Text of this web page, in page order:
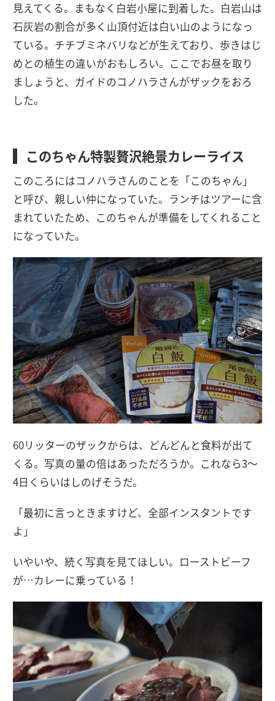
見えてくる。まもなく白岩小屋に到着した。白岩山は
石灰岩の割合が多く山頂付近は白い山のようになっ
ている。チチブミネバリなどが生えており、歩きはじ
めとの植生の違いがおもしろい。ここでお昼を取り
ましょうと、ガイドのコノハラさんがザックをおろ
した。
このちゃん特製贅沢絶景カレーライス
このころにはコノハラさんのことを「このちゃん」
と呼び、親しい仲になっていた。ランチはツアーに含
まれていたため、このちゃんが準備をしてくれること
になっていた。
60リッターのザックからは、どんどんと食料が出て
くる。写真の量の倍はあっただろうか。これなら3〜
4日くらいはしのげそうだ。
「最初に言っときますけど、全部インスタントです
よ」
いやいや、続く写真を見てほしい。ローストビーフ
が…カレーに乗っている！